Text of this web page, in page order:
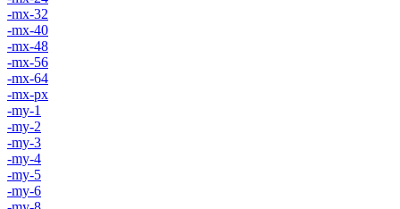
-mx-32
-mx-40
-mx-48
-mx-56
-mx-64
-mx-px
-my-1
-my-2
-my-3
-my-4
-my-5
-my-6